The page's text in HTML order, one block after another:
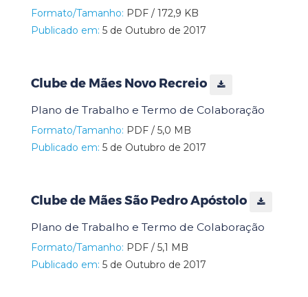
Formato/Tamanho: PDF / 172,9 KB
Publicado em: 5 de Outubro de 2017
Clube de Mães Novo Recreio
Plano de Trabalho e Termo de Colaboração
Formato/Tamanho: PDF / 5,0 MB
Publicado em: 5 de Outubro de 2017
Clube de Mães São Pedro Apóstolo
Plano de Trabalho e Termo de Colaboração
Formato/Tamanho: PDF / 5,1 MB
Publicado em: 5 de Outubro de 2017